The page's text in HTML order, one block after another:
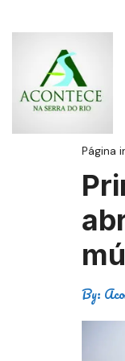
Página
By: